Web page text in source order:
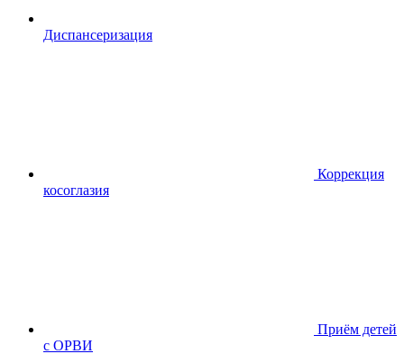
Диспансеризация
Коррекция
косоглазия
Приём детей
с ОРВИ